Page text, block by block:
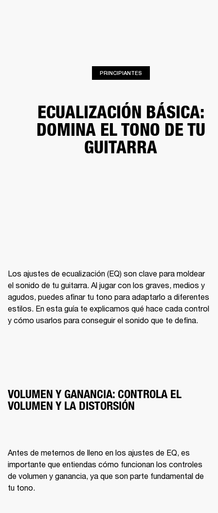
PRINCIPIANTES
ECUALIZACIÓN BÁSICA:
DOMINA EL TONO DE TU
GUITARRA
Los ajustes de ecualización (EQ) son clave para moldear
el sonido de tu guitarra. Al jugar con los graves, medios y
agudos, puedes afinar tu tono para adaptarlo a diferentes
estilos. En esta guía te explicamos qué hace cada control
y cómo usarlos para conseguir el sonido que te defina.
VOLUMEN Y GANANCIA: CONTROLA EL
VOLUMEN Y LA DISTORSIÓN
Antes de meternos de lleno en los ajustes de EQ, es
importante que entiendas cómo funcionan los controles
de volumen y ganancia, ya que son parte fundamental de
tu tono.